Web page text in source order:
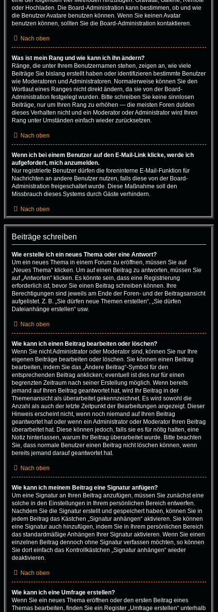
oder Hochladen. Die Board-Administration kann bestimmen, ob und wie
die Benutzer Avatare benutzen können. Wenn Sie keinen Avatar
benutzen können, sollten Sie die Board-Administration kontaktieren.
Nach oben
Was ist mein Rang und wie kann ich ihn ändern?
Ränge, die unter Ihrem Benutzernamen stehen, zeigen an, wie viele
Beiträge Sie bislang erstellt haben oder identifizieren bestimmte Benutzer
wie Moderatoren und Administratoren. Normalerweise können Sie den
Wortlaut eines Ranges nicht direkt ändern, da sie von der Board-
Administration festgelegt wurden. Bitte schreiben Sie keine sinnlosen
Beiträge, nur um Ihren Rang zu erhöhen — die meisten Foren dulden
dieses Verhalten nicht und ein Moderator oder Administrator wird Ihren
Rang unter Umständen einfach wieder zurücksetzen.
Nach oben
Wenn ich bei einem Benutzer auf den E-Mail-Link klicke, werde ich
aufgefordert, mich anzumelden.
Nur registrierte Benutzer dürfen die foreninterne E-Mail-Funktion für
Nachrichten an andere Benutzer nutzen, falls diese von der Board-
Administration freigeschaltet wurde. Diese Maßnahme soll den
Missbrauch dieses Systems durch Gäste verhindern.
Nach oben
Beiträge schreiben
Wie erstelle ich ein neues Thema oder eine Antwort?
Um ein neues Thema in einem Forum zu eröffnen, müssen Sie auf
„Neues Thema“ klicken. Um auf einen Beitrag zu antworten, müssen Sie
auf „Antworten“ klicken. Es könnte sein, dass eine Registrierung
erforderlich ist, bevor Sie einen Beitrag schreiben können. Ihre
Berechtigungen sind jeweils am Ende der Foren- und der Beitragsansicht
aufgelistet. Z. B. „Sie dürfen neue Themen erstellen“, „Sie dürfen
Dateianhänge erstellen“ usw.
Nach oben
Wie kann ich einen Beitrag bearbeiten oder löschen?
Wenn Sie nicht Administrator oder Moderator sind, können Sie nur Ihre
eigenen Beiträge bearbeiten oder löschen. Sie können einen Beitrag
bearbeiten, indem Sie das „Ändere Beitrag“-Symbol für den
entsprechenden Beitrag anklicken; eventuell ist dies nur für einen
begrenzten Zeitraum nach seiner Erstellung möglich. Wenn bereits
jemand auf Ihren Beitrag geantwortet hat, wird Ihr Beitrag in der
Themenansicht als überarbeitet gekennzeichnet. Es wird sowohl die
Anzahl als auch der letzte Zeitpunkt der Bearbeitungen angezeigt. Dieser
Hinweis erscheint nicht, wenn noch niemand auf Ihren Beitrag
geantwortet hat oder wenn ein Administrator oder Moderator Ihren Beitrag
überarbeitet hat. Diese können jedoch, falls sie es für nötig halten, eine
Notiz hinterlassen, warum Ihr Beitrag überarbeitet wurde. Bitte beachten
Sie, dass normale Benutzer einen Beitrag nicht löschen können, wenn
bereits jemand darauf geantwortet hat.
Nach oben
Wie kann ich meinem Beitrag eine Signatur anfügen?
Um eine Signatur an Ihren Beitrag anzufügen, müssen Sie zunächst eine
solche in den Einstellungen in Ihrem persönlichen Bereich entwerfen.
Nachdem Sie die Signatur erstellt und gespeichert haben, können Sie in
jedem Beitrag das Kästchen „Signatur anhängen“ aktivieren. Sie können
eine Signatur auch hinzufügen, indem Sie in Ihrem persönlichen Bereich
das standardmäßige Anhängen Ihrer Signatur aktivieren. Wenn Sie einen
einzelnen Beitrag dennoch ohne Signatur verfassen möchten, so können
Sie dort einfach das Kontrollkästchen „Signatur anhängen“ wieder
deaktivieren.
Nach oben
Wie kann ich eine Umfrage erstellen?
Wenn Sie ein neues Thema eröffnen oder den ersten Beitrag eines
Themas bearbeiten, finden Sie ein Register „Umfrage erstellen“ unterhalb